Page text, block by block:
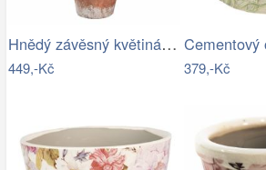
Hnědý závěsný květináč - 19*19*53 cm…
449,-Kč 379,-Kč